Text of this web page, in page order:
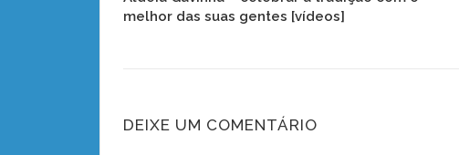
melhor das suas gentes [vídeos]
DEIXE UM COMENTÁRIO